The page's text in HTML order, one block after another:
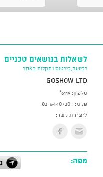
לשאלות בנושאים טכניים
רכישה,כירטוס ותקלות באתר
GoShow LTD
טלפון: *6119
פקס:
03-6440730
ליצירת קשר:
מפה: